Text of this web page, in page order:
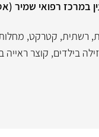
במרכז רפואי
, רשתית, קטרקט,
בילדים, קוצר ראייה